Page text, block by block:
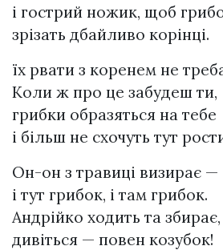
і гострий ножик, щоб
зрізать дбайливо корінці.
їх рвати з коренем не
Коли ж про це забудеш ти,
грибки образяться на тебе
і більш не схочуть тут
Он-он з травиці визирає —
і тут грибок, і там грибок.
Андрійко ходить та збирає,
дивіться — повен козубок!